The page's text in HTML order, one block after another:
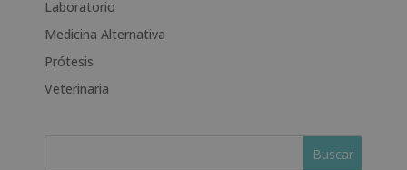
Laboratorio
Medicina Alternativa
Prótesis
Veterinaria